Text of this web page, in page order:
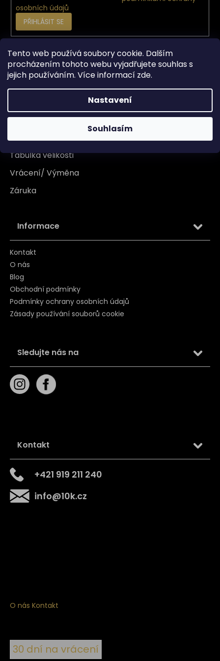
Tento web používá soubory cookie. Dalším
procházením tohoto webu vyjadřujete souhlas s
jejich používáním. Více informací zde.
Nastavení
Souhlasím
osobních údajů
PŘIHLÁSIT SE
Vše o nákupu
Platba
Tabulka velikosti
Vrácení/ Výměna
Záruka
Informace
Kontakt
O nás
Blog
Obchodní podmínky
Podmínky ochrany osobních údajů
Zásady používání souborů cookie
Sledujte nás na
Kontakt
info@10k.cz
+421 919 211 240
O nás Kontakt
30 dní na vrácení